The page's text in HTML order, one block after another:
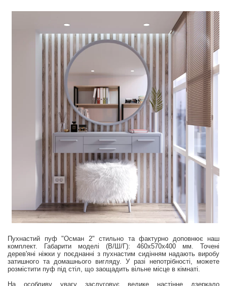
Пухнастий пуф "Осман 2" стильно та фактурно доповнює наш
комплект. Габарити моделі (В/Ш/Г): 460х570х400 мм. Точені
дерев'яні ніжки у поєднанні з пухнастим сидінням надають виробу
затишного та домашнього вигляду. У разі непотрібності, можете
розмістити пуф під стіл, що заощадить вільне місце в кімнаті.
На особливу увагу заслуговує велике настінне дзеркало